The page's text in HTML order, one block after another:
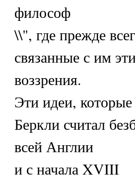
философ
\\", где прежде
связанные с им
воззрения.
Эти идеи,
Беркли считал
всей Англии
и с начала XVIII